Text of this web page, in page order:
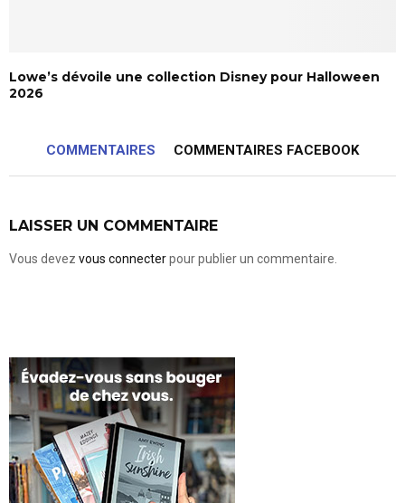
Lowe’s dévoile une collection Disney pour Halloween
2026
COMMENTAIRES COMMENTAIRES FACEBOOK
LAISSER UN COMMENTAIRE
Vous devez vous connecterpour publier un commentaire.